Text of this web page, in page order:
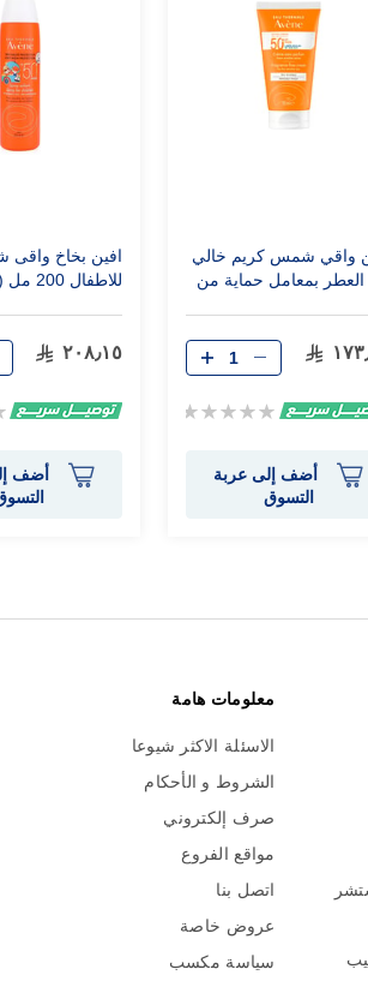
واقي شمس كريم خالي
بمعامل حماية من
Rating:
أضف إلى عربة
التسوق
افين بخاخ
للاطفال 200 مل (spf+50)
٢٠٨٫١٥
أضف
معلومات هامة
الاسئلة الاكثر شيوعا
الشروط و الأحكام
صرف إلكتروني
مواقع الفروع
اتصل بنا
عروض خاصة
سياسة مكسب